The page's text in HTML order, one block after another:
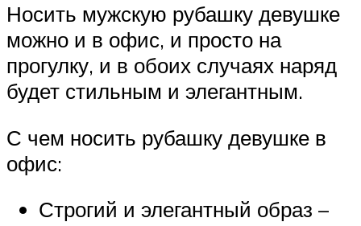
Носить мужскую рубашку девушке
можно и в офис, и просто на
прогулку, и в обоих случаях наряд
будет стильным и элегантным.
С чем носить рубашку девушке в
офис:
Строгий и элегантный образ –